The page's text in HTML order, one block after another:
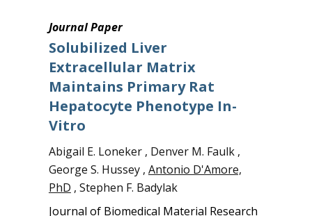
Journal Paper
Solubilized Liver
Extracellular Matrix
Maintains Primary Rat
Hepatocyte Phenotype In-
Vitro
Abigail E. Loneker , Denver M. Faulk ,
George S. Hussey , Antonio D'Amore,
PhD , Stephen F. Badylak
Journal of Biomedical Material Research